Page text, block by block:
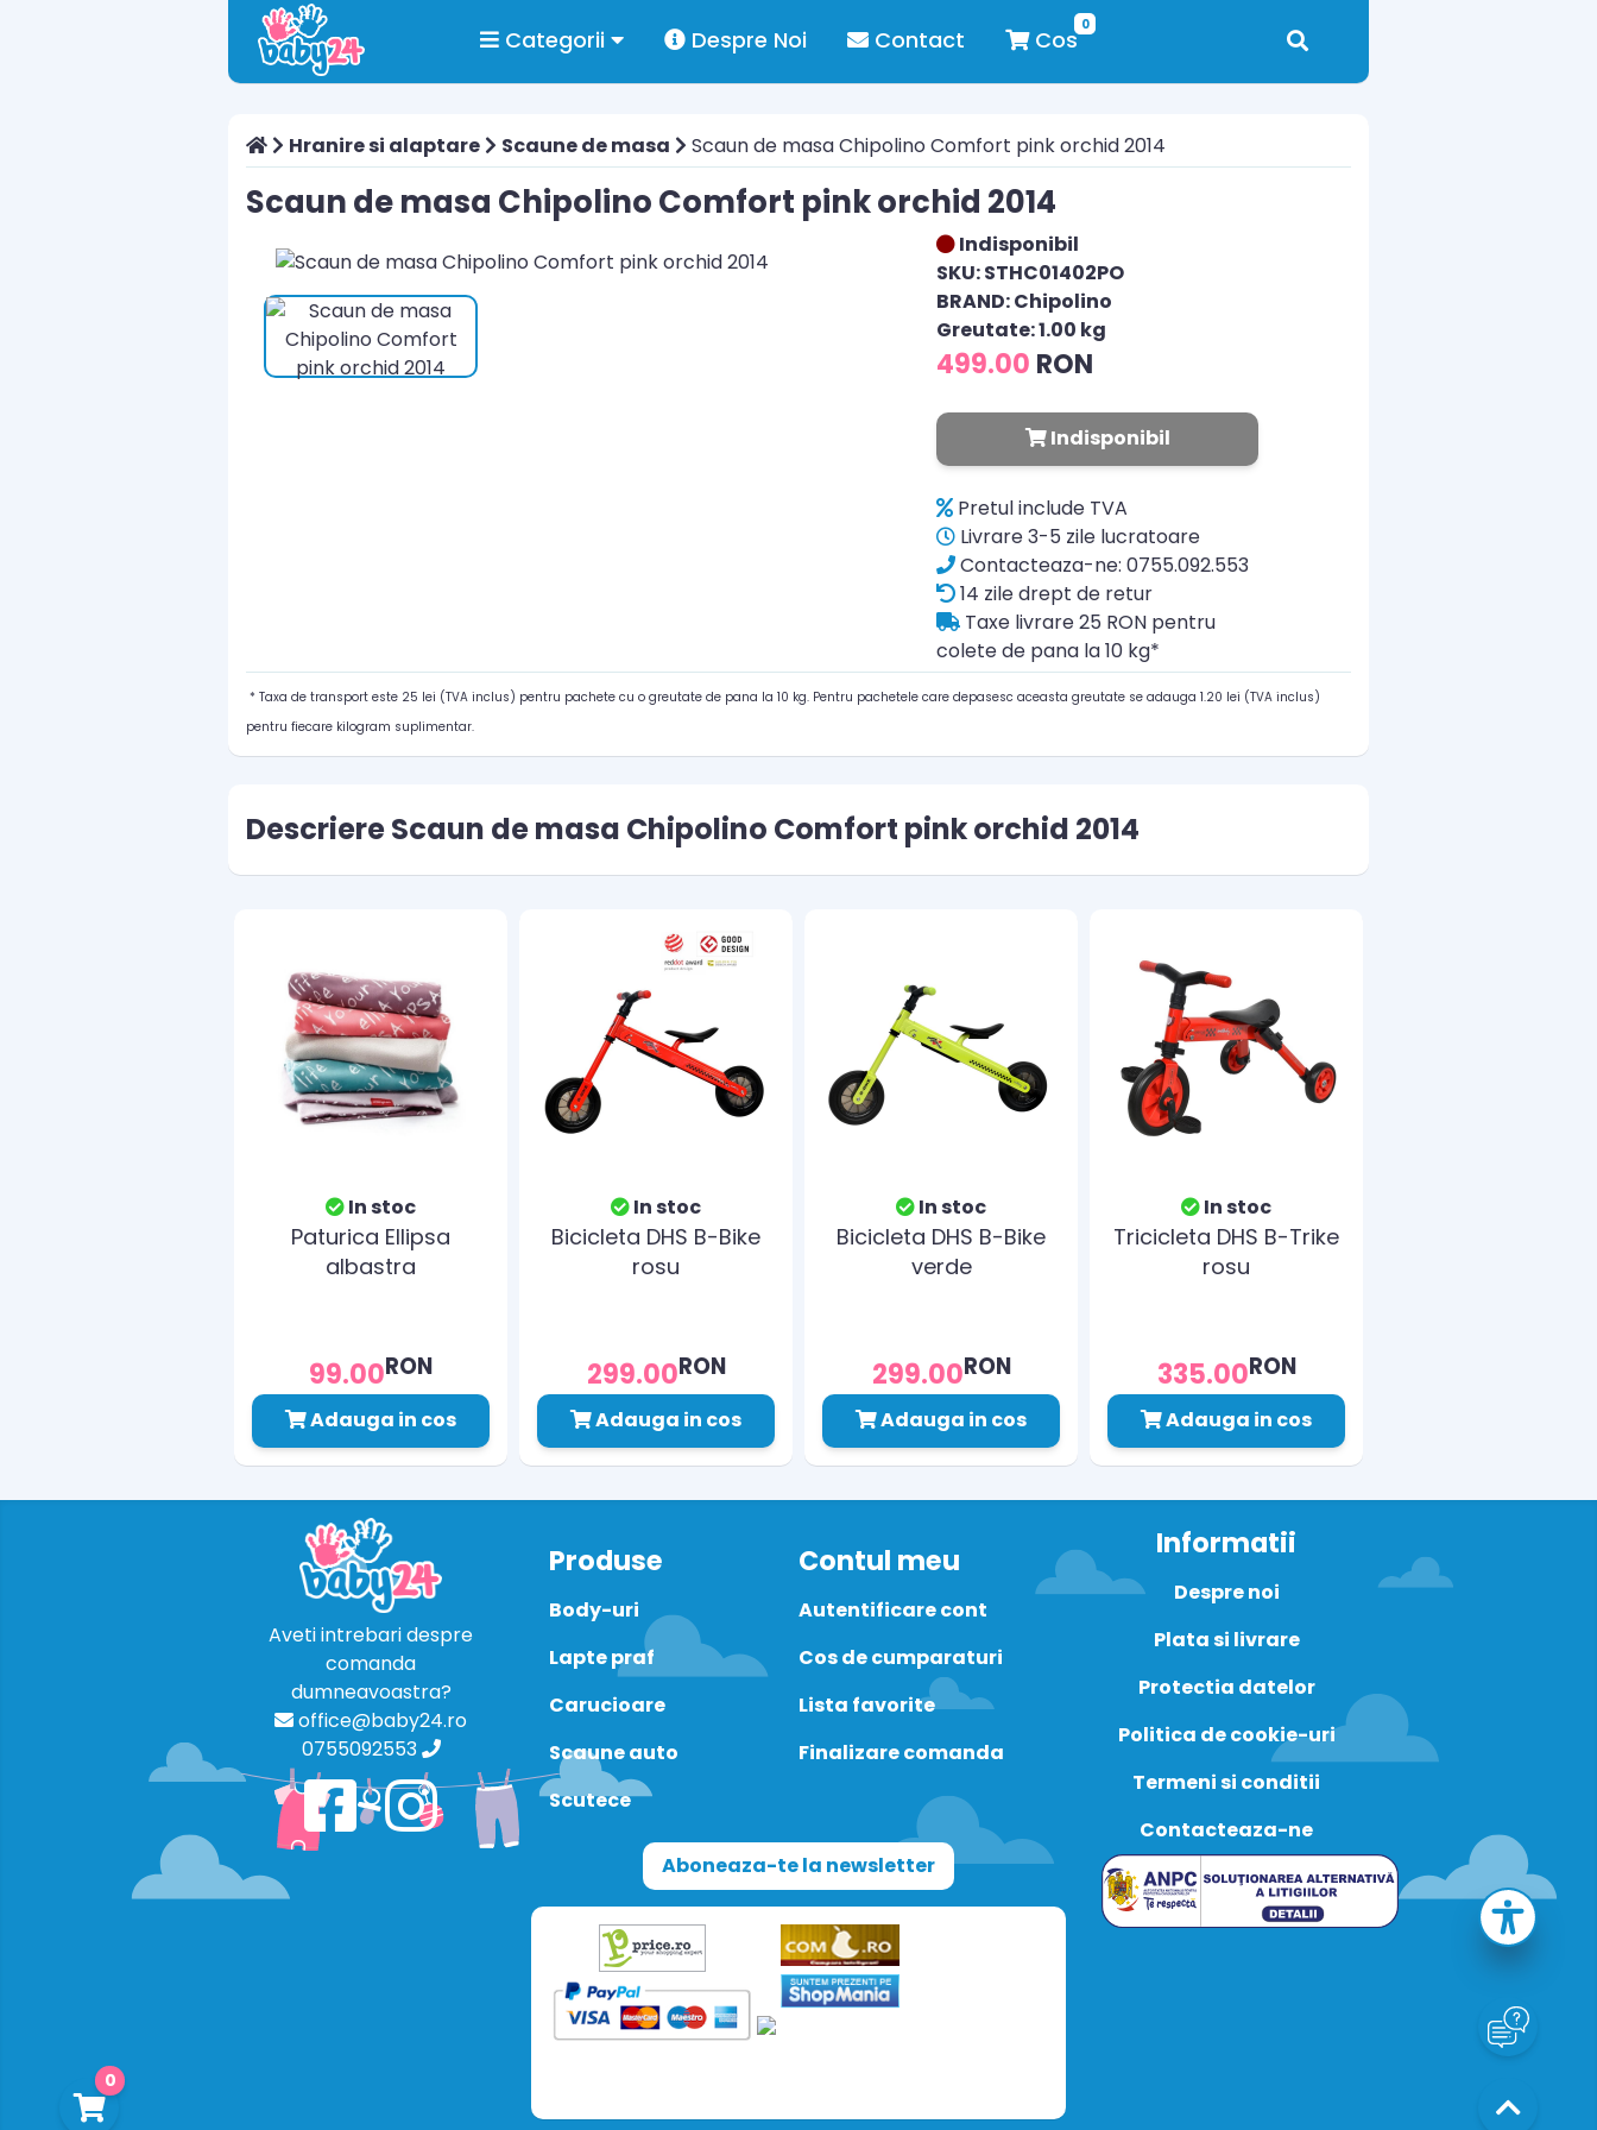
Categorii Despre Noi Contact
0
Cos
0
Hranire si alaptare Scaune de masa Scaun de masa Chipolino Comfort pink orchid 2014
Scaun de masa Chipolino Comfort pink orchid 2014
Indisponibil
SKU: STHC01402PO
BRAND: Chipolino
Greutate: 1.00 kg
499.00 RON
Indisponibil
Pretul include TVA
Livrare 3-5 zile lucratoare
Contacteaza-ne: 0755.092.553
14 zile drept de retur
Taxe livrare 25 RON pentru
colete de pana la 10 kg*
* Taxa de transport este 25 lei (TVA inclus) pentru pachete cu o greutate de pana la 10 kg. Pentru pachetele care depasesc aceasta greutate se adauga 1.20 lei (TVA inclus)
pentru fiecare kilogram suplimentar.
Descriere Scaun de masa Chipolino Comfort pink orchid 2014
In stoc
Paturica Ellipsa
albastra
99.00RON
Adauga in cos
In stoc
Bicicleta DHS B-Bike
rosu
299.00RON
Adauga in cos
In stoc
Bicicleta DHS B-Bike
verde
299.00RON
Adauga in cos
In stoc
Tricicleta DHS B-Trike
rosu
335.00RON
Adauga in cos
Aveti intrebari despre
comanda
dumneavoastra?
office@baby24.ro
0755092553
Produse
Body-uri
Lapte praf
Carucioare
Scaune auto
Scutece
Contul meu
Autentificare cont
Cos de cumparaturi
Lista favorite
Finalizare comanda
Aboneaza-te la newsletter
Informatii
Despre noi
Plata si livrare
Protectia datelor
Politica de cookie-uri
Termeni si conditii
Contacteaza-ne